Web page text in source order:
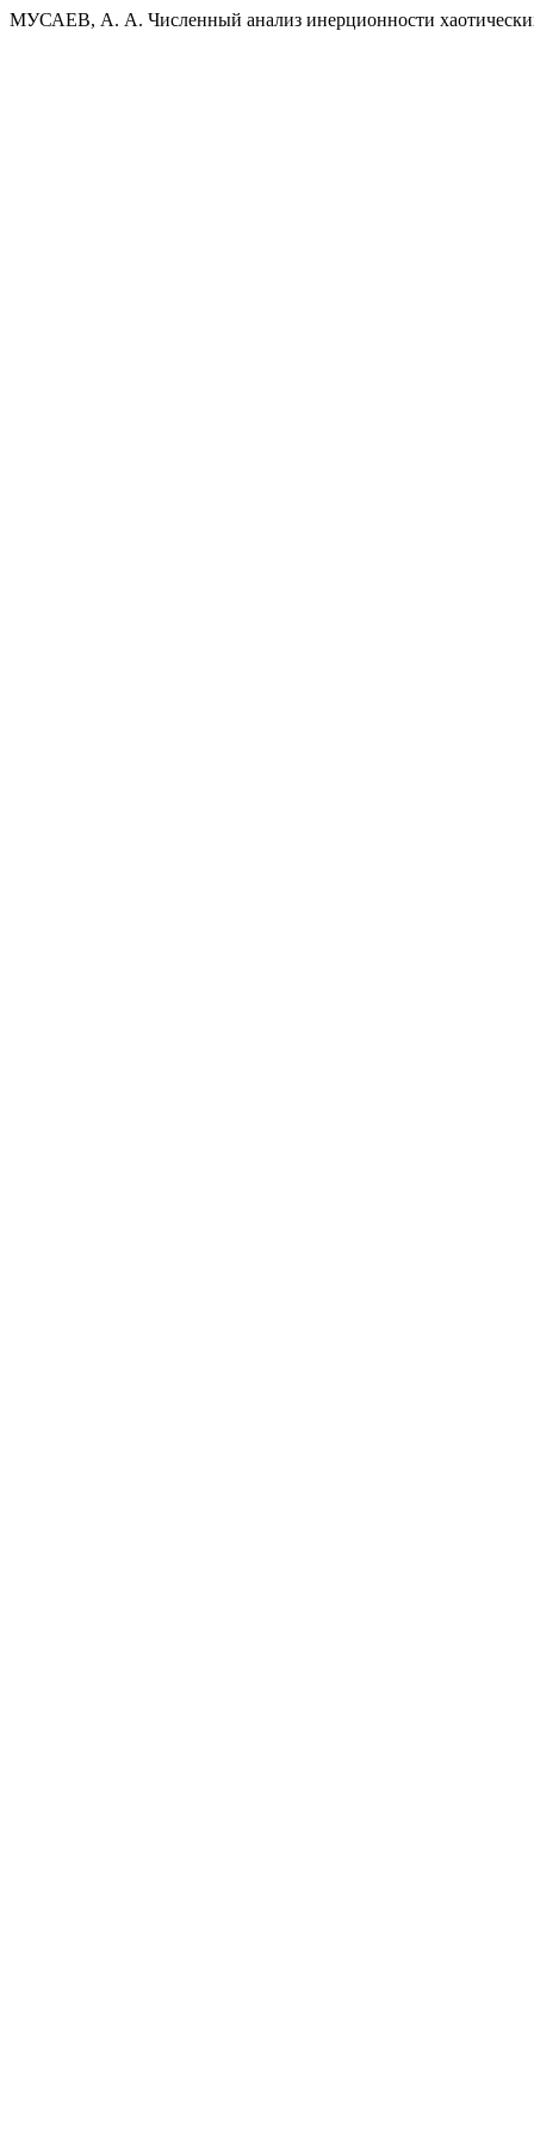
МУСАЕВ, А. А. Численный анализ инерционности